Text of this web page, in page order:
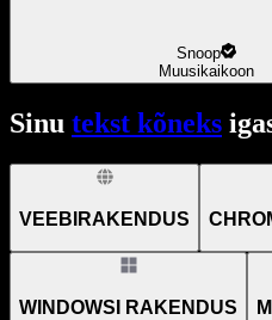
Snoop
Muusikaikoon
Sinu tekst kõneks
VEEBIRAKENDUS
WINDOWSI RAKENDUS